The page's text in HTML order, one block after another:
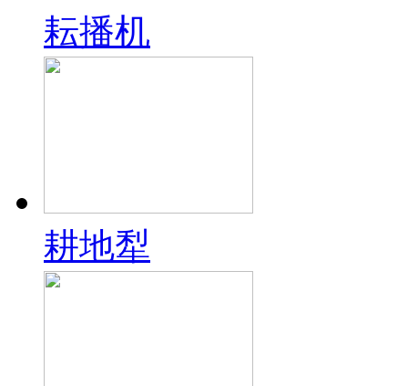
耘播机
耕地犁